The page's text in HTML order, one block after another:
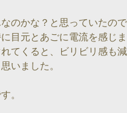
のかな？と思っていたの
目元とあごに電流を感じ
てくると、ビリビリ感も
いました。
。